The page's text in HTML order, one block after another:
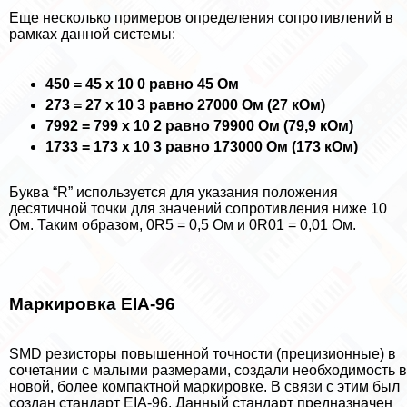
Еще несколько примеров определения сопротивлений в
рамках данной системы:
450 = 45 х 10 0 равно 45 Ом
273 = 27 х 10 3 равно 27000 Ом (27 кОм)
7992 = 799 х 10 2 равно 79900 Ом (79,9 кОм)
1733 = 173 х 10 3 равно 173000 Ом (173 кОм)
Буква “R” используется для указания положения
десятичной точки для значений сопротивления ниже 10
Ом. Таким образом, 0R5 = 0,5 Ом и 0R01 = 0,01 Ом.
Маркировка EIA-96
SMD резисторы повышенной точности (прецизионные) в
сочетании с малыми размерами, создали необходимость в
новой, более компактной маркировке. В связи с этим был
создан стандарт EIA-96. Данный стандарт предназначен